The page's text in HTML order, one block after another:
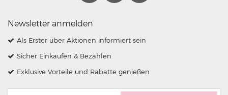
Newsletter anmelden
Als Erster über Aktionen informiert sein
Sicher Einkaufen & Bezahlen
Exklusive Vorteile und Rabatte genießen